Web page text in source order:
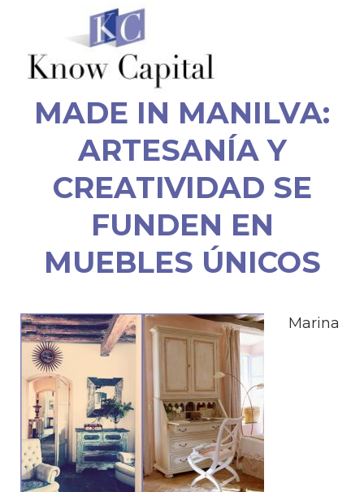
MADE IN MANILVA:
ARTESANÍA Y
CREATIVIDAD SE
FUNDEN EN
MUEBLES ÚNICOS
Marina